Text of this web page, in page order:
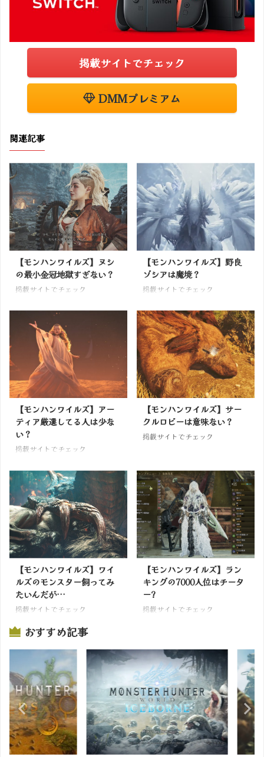
掲載サイトでチェック
DMMプレミアム
関連記事
【モンハンワイルズ】ヌシ
の最小金冠地獄すぎない？
掲載サイトでチェック
【モンハンワイルズ】野良
ゾシアは魔境？
掲載サイトでチェック
【モンハンワイルズ】アー
ティア厳選してる人は少な
い？
掲載サイトでチェック
【モンハンワイルズ】サー
クルロビーは意味ない？
掲載サイトでチェック
【モンハンワイルズ】ワイ
ルズのモンスター飼ってみ
たいんだが…
掲載サイトでチェック
【モンハンワイルズ】ラン
キングの7000人位はチータ
ー?
掲載サイトでチェック
おすすめ記事